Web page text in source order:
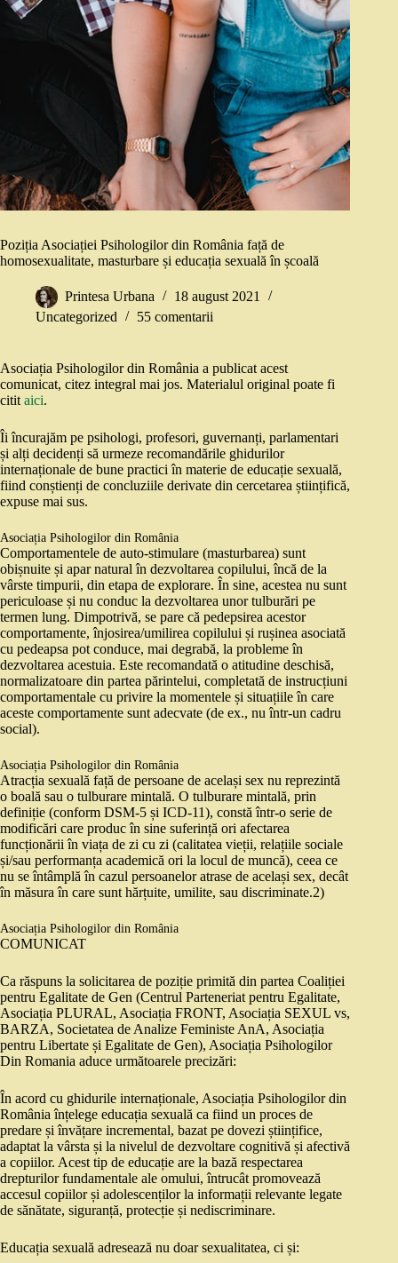
Poziția Asociației Psihologilor din România față de
homosexualitate, masturbare și educația sexuală în școală
Printesa Urbana
18 august 2021
Uncategorized
55 comentarii
Asociația Psihologilor din România a publicat acest
comunicat, citez integral mai jos. Materialul original poate fi
citit aici.
Îi încurajăm pe psihologi, profesori, guvernanți, parlamentari
și alți decidenți să urmeze recomandările ghidurilor
internaționale de bune practici în materie de educație sexuală,
fiind conștienți de concluziile derivate din cercetarea științifică,
expuse mai sus.
Asociația Psihologilor din România
Comportamentele de auto-stimulare (masturbarea) sunt
obișnuite și apar natural în dezvoltarea copilului, încă de la
vârste timpurii, din etapa de explorare. În sine, acestea nu sunt
periculoase și nu conduc la dezvoltarea unor tulburări pe
termen lung. Dimpotrivă, se pare că pedepsirea acestor
comportamente, înjosirea/umilirea copilului și rușinea asociată
cu pedeapsa pot conduce, mai degrabă, la probleme în
dezvoltarea acestuia. Este recomandată o atitudine deschisă,
normalizatoare din partea părintelui, completată de instrucțiuni
comportamentale cu privire la momentele și situațiile în care
aceste comportamente sunt adecvate (de ex., nu într-un cadru
social).
Asociația Psihologilor din România
Atracția sexuală față de persoane de același sex nu reprezintă
o boală sau o tulburare mintală. O tulburare mintală, prin
definiție (conform DSM-5 și ICD-11), constă într-o serie de
modificări care produc în sine suferință ori afectarea
funcționării în viața de zi cu zi (calitatea vieții, relațiile sociale
și/sau performanța academică ori la locul de muncă), ceea ce
nu se întâmplă în cazul persoanelor atrase de același sex, decât
în măsura în care sunt hărțuite, umilite, sau discriminate.2)
Asociația Psihologilor din România
COMUNICAT
Ca răspuns la solicitarea de poziție primită din partea Coaliției
pentru Egalitate de Gen (Centrul Parteneriat pentru Egalitate,
Asociația PLURAL, Asociația FRONT, Asociația SEXUL vs,
BARZA, Societatea de Analize Feministe AnA, Asociația
pentru Libertate și Egalitate de Gen), Asociația Psihologilor
Din Romania aduce următoarele precizări:
În acord cu ghidurile internaționale, Asociația Psihologilor din
România înțelege educația sexuală ca fiind un proces de
predare și învățare incremental, bazat pe dovezi științifice,
adaptat la vârsta și la nivelul de dezvoltare cognitivă și afectivă
a copiilor. Acest tip de educație are la bază respectarea
drepturilor fundamentale ale omului, întrucât promovează
accesul copiilor și adolescenților la informații relevante legate
de sănătate, siguranță, protecție și nediscriminare.
Educația sexuală adresează nu doar sexualitatea, ci și: